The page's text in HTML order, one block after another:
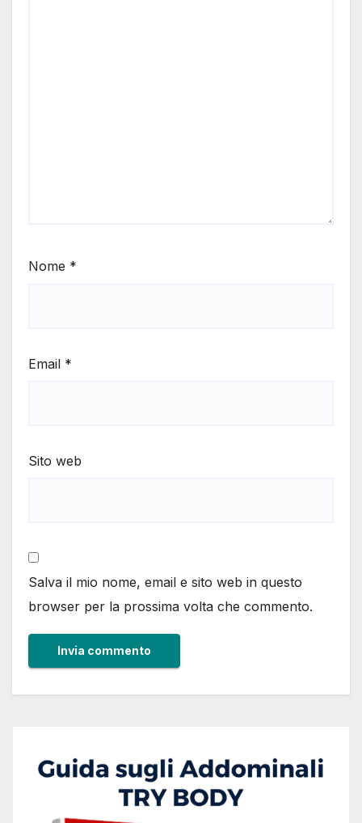
Nome *
Email *
Sito web
Salva il mio nome, email e sito web in questo
browser per la prossima volta che commento.